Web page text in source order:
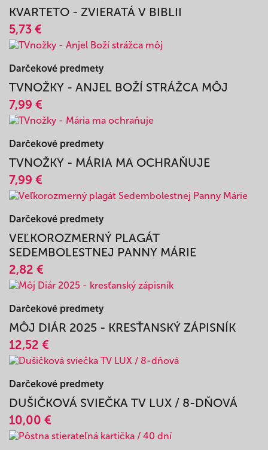
18,33 €
Darčekové predmety
KVARTETO - ZVIERATÁ V BIBLII
5,73 €
Darčekové predmety
TVNOŽKY - ANJEL BOŽÍ STRÁŽCA MÔJ
7,99 €
Darčekové predmety
TVNOŽKY - MÁRIA MA OCHRAŇUJE
7,99 €
Darčekové predmety
VEĽKOROZMERNÝ PLAGÁT
SEDEMBOLESTNEJ PANNY MÁRIE
2,82 €
Darčekové predmety
MÔJ DIÁR 2025 - KRESŤANSKÝ ZÁPISNÍK
12,52 €
Darčekové predmety